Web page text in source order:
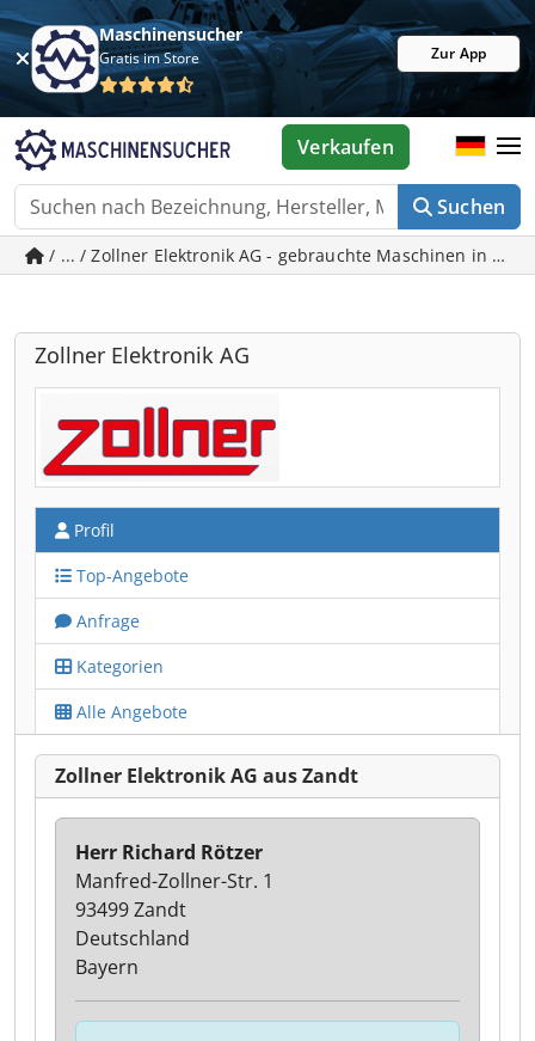
Maschinensucher
Gratis im Store Zur App
Suchen
Verkaufen
/ ... / Zollner Elektronik AG - gebrauchte Maschinen in
Zollner Elektronik AG
Profil
Top-Angebote
Anfrage
Kategorien
Alle Angebote
Zollner Elektronik AG aus Zandt
Herr Richard Rötzer
Manfred-Zollner-Str. 1
93499 Zandt
Deutschland
Bayern